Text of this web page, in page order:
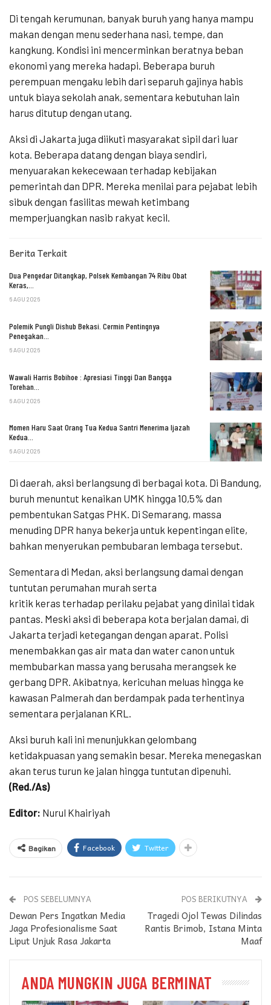
Di tengah kerumunan, banyak buruh yang hanya mampu
makan dengan menu sederhana nasi, tempe, dan
kangkung. Kondisi ini mencerminkan beratnya beban
ekonomi yang mereka hadapi. Beberapa buruh
perempuan mengaku lebih dari separuh gajinya habis
untuk biaya sekolah anak, sementara kebutuhan lain
harus ditutup dengan utang.
Aksi di Jakarta juga diikuti masyarakat sipil dari luar
kota. Beberapa datang dengan biaya sendiri,
menyuarakan kekecewaan terhadap kebijakan
pemerintah dan DPR. Mereka menilai para pejabat lebih
sibuk dengan fasilitas mewah ketimbang
memperjuangkan nasib rakyat kecil.
Berita Terkait
Dua Pengedar Ditangkap, Polsek Kembangan 74 Ribu Obat
Keras,…
6 AGU 2026
Polemik Pungli Dishub Bekasi. Cermin Pentingnya
Penegakan…
6 AGU 2026
Wawali Harris Bobihoe : Apresiasi Tinggi Dan Bangga
Torehan…
6 AGU 2026
Momen Haru Saat Orang Tua Kedua Santri Menerima Ijazah
Kedua…
6 AGU 2026
Di daerah, aksi berlangsung di berbagai kota. Di Bandung,
buruh menuntut kenaikan UMK hingga 10,5% dan
pembentukan Satgas PHK. Di Semarang, massa
menuding DPR hanya bekerja untuk kepentingan elite,
bahkan menyerukan pembubaran lembaga tersebut.
Sementara di Medan, aksi berlangsung damai dengan
tuntutan perumahan murah serta
kritik keras terhadap perilaku pejabat yang dinilai tidak
pantas. Meski aksi di beberapa kota berjalan damai, di
Jakarta terjadi ketegangan dengan aparat. Polisi
menembakkan gas air mata dan water canon untuk
membubarkan massa yang berusaha merangsek ke
gerbang DPR. Akibatnya, kericuhan meluas hingga ke
kawasan Palmerah dan berdampak pada terhentinya
sementara perjalanan KRL.
Aksi buruh kali ini menunjukkan gelombang
ketidakpuasan yang semakin besar. Mereka menegaskan
akan terus turun ke jalan hingga tuntutan dipenuhi.
(Red./As)
Editor: Nurul Khairiyah
Bagikan Facebook Twitter
POS SEBELUMNYA
Dewan Pers Ingatkan Media
Jaga Profesionalisme Saat
Liput Unjuk Rasa Jakarta
POS BERIKUTNYA
Tragedi Ojol Tewas Dilindas
Rantis Brimob, Istana Minta
Maaf
ANDA MUNGKIN JUGA BERMINAT